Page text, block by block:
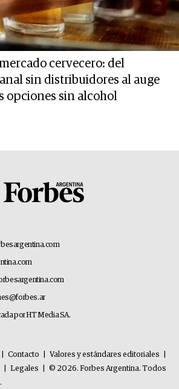
cervecero: del
sin distribuidores al auge
opciones sin alcohol
por HT Media SA.
Contacto Valores y estándares editoriales
Legales
© 2026. Forbes Argentina. Todos